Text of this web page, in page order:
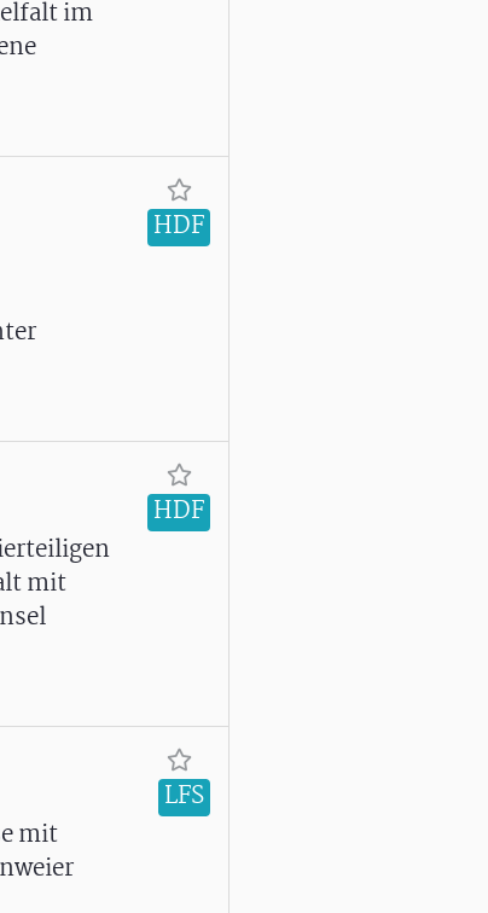
im
HDF
mit
HDF
mit
LFS